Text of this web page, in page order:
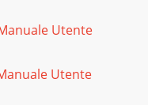
Utente
Utente